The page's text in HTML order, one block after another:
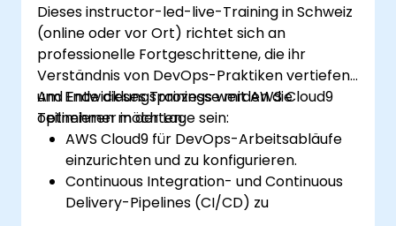
Dieses instructor-led-live-Training in Schweiz
(online oder vor Ort) richtet sich an
professionelle Fortgeschrittene, die ihr
Verständnis von DevOps-Praktiken vertiefen
und Entwicklungsprozesse mit AWS Cloud9
optimieren möchten.
Am Ende dieses Trainings werden die
Teilnehmer in der Lage sein:
AWS Cloud9 für DevOps-Arbeitsabläufe
einzurichten und zu konfigurieren.
Continuous Integration- und Continuous
Delivery-Pipelines (CI/CD) zu